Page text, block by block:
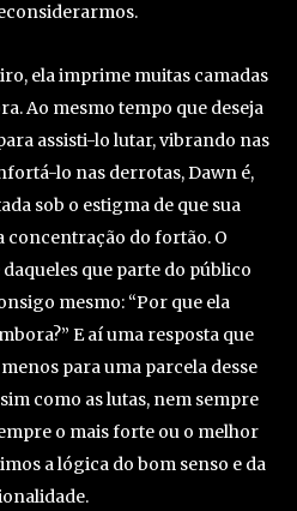
ela imprime muitas camadas
Ao mesmo tempo que deseja
assisti-lo lutar, vibrando nas
lo nas derrotas, Dawn é,
sob o estigma de que sua
concentração do fortão. O
que parte do público
mesmo: “Por que ela
E aí uma resposta que
para uma parcela desse
como as lutas, nem sempre
o mais forte ou o melhor
a lógica do bom senso e da